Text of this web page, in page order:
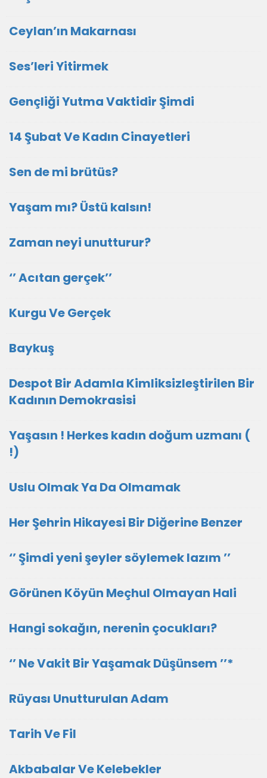
Ceylan’ın Makarnası
Ses’leri Yitirmek
Gençliği Yutma Vaktidir Şimdi
14 Şubat Ve Kadın Cinayetleri
Sen de mi brütüs?
Yaşam mı? Üstü kalsın!
Zaman neyi unutturur?
‘’ Acıtan gerçek’’
Kurgu Ve Gerçek
Baykuş
Despot Bir Adamla Kimliksizleştirilen Bir
Kadının Demokrasisi
Yaşasın ! Herkes kadın doğum uzmanı (
!)
Uslu Olmak Ya Da Olmamak
Her Şehrin Hikayesi Bir Diğerine Benzer
‘’ Şimdi yeni şeyler söylemek lazım ’’
Görünen Köyün Meçhul Olmayan Hali
Hangi sokağın, nerenin çocukları?
‘’ Ne Vakit Bir Yaşamak Düşünsem ’’*
Rüyası Unutturulan Adam
Tarih Ve Fil
Akbabalar Ve Kelebekler